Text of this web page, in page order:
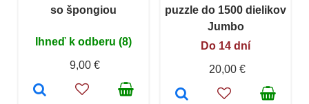
so špongiou
Ihneď k odberu (8)
9,00 €
puzzle do 1500 dielikov
Jumbo
Do 14 dní
20,00 €